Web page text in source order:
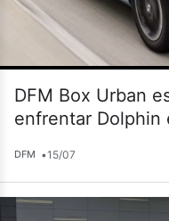
DFM Box Urban
enfrentar Dolphin
DFM •15/07